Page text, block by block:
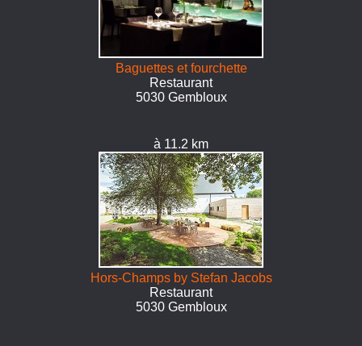
Baguettes et fourchette
Restaurant
5030 Gembloux
à 11.2 km
Hors-Champs by Stefan Jacobs
Restaurant
5030 Gembloux